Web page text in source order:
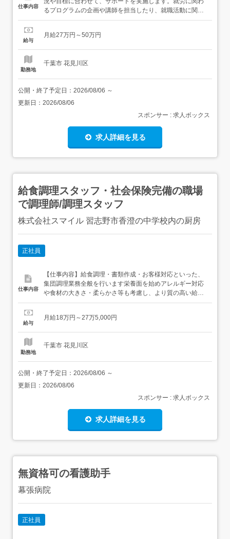
仕事内容
るプログラムの企画や講師を担当したり、就職活動に関す
る支援や細やかなサポートのための面談を実施する中で、
具体的なお仕事内容は以下の通りです ・PCスキルなどの
給与
月給27万円～50万円
勤務地
千葉市 花見川区
公開・終了予定日： 2026/08/06 ～
更新日： 2026/08/06
スポンサー : 求人ボックス
求人詳細を見る
給食調理スタッフ・社会保険完備の職場
で調理師/調理スタッフ
株式会社スマイル 習志野市香澄の中学校内の厨房
正社員
仕事内容
【仕事内容】給食調理・書類作成・お客様対応といった、
集団調理業務全般を行います栄養面を始めアレルギー対応
や食材の大きさ・柔らかさ等も考慮し、より質の高い給食
の提供が目標です 初めての方は仕事の1日の流れや食材の
スキルを活かした業務から始めて職場の雰囲気に慣れてい
給与
月給18万円～27万5,000円
勤務地
千葉市 花見川区
公開・終了予定日： 2026/08/06 ～
更新日： 2026/08/06
スポンサー : 求人ボックス
求人詳細を見る
無資格可の看護助手
幕張病院
正社員